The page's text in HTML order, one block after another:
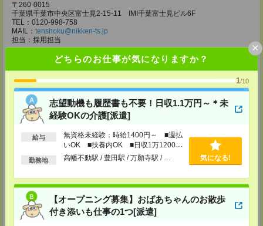
どちらのお仕事が気になりますか？
1/10
志望動機も履歴書も不要！日収1.1万円～＊未
経験OKの介護[派遣]
給与
無資格未経験：時給1400円～ ■週払
いOK ■扶養内OK ■日収1万1200円
以上
勤務地 高幡不動駅 / 豊田駅 / 万願寺駅 / … 気になる!
【オープニング募集】おばあちゃんのお散歩
付き添いも仕事の1つ[派遣]
×
〒260-0015
千葉県千葉市中央区富士見2-15-11 IMI千葉富士見ビル6F
TEL：0120-998-758
MAIL： tenshoku@nikken-ts.jp
担当：採用担当
メディカルケア事業部 柏オフィス
千葉県柏市末広町5-19 第12関口ビル7F 705号室
TEL：0120-935-218
MAIL：tenshoku@nikken-ts.jp
担当：採用担当
メディカルケア事業部 新宿オフィス
東京都新宿区新宿2-3-10 新宿御苑ビル6階
TEL：0120-457-235
MAIL：tenshoku@nikken-ts.jp
東京都立川市錦町1-12-14
TEL：0120-934-200
MAIL：tenshoku@nikken-ts.jp
担当：採用担当